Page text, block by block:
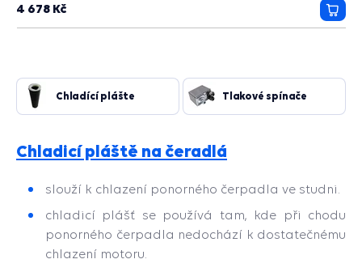
4 678 Kč
do
Chladící plášte Tlakové spínače
Chladicí pláště na čeradlá
slouží k chlazení ponorného čerpadla ve studni.
chladicí plášť se používá tam, kde při chodu
ponorného čerpadla nedochází k dostatečnému
chlazení motoru.